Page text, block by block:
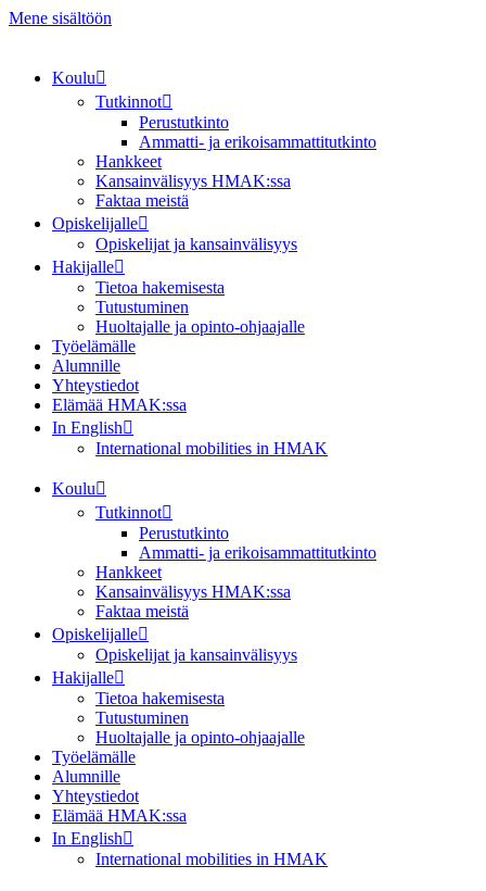
Mene sisältöön
Koulu
Tutkinnot
Perustutkinto
Ammatti- ja erikoisammattitutkinto
Hankkeet
Kansainvälisyys HMAK:ssa
Faktaa meistä
Opiskelijalle
Opiskelijat ja kansainvälisyys
Hakijalle
Tietoa hakemisesta
Tutustuminen
Huoltajalle ja opinto-ohjaajalle
Työelämälle
Alumnille
Yhteystiedot
Elämää HMAK:ssa
In English
International mobilities in HMAK
Koulu
Tutkinnot
Perustutkinto
Ammatti- ja erikoisammattitutkinto
Hankkeet
Kansainvälisyys HMAK:ssa
Faktaa meistä
Opiskelijalle
Opiskelijat ja kansainvälisyys
Hakijalle
Tietoa hakemisesta
Tutustuminen
Huoltajalle ja opinto-ohjaajalle
Työelämälle
Alumnille
Yhteystiedot
Elämää HMAK:ssa
In English
International mobilities in HMAK